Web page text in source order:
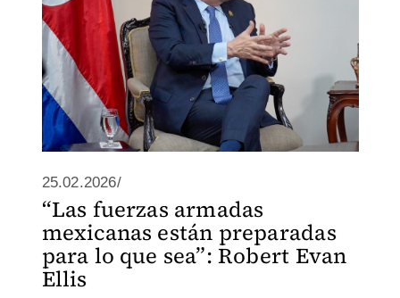
25.02.2026/
“Las fuerzas armadas
mexicanas están preparadas
para lo que sea”: Robert Evan
Ellis